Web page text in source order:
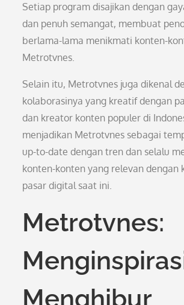
Setiap program disajikan dengan
dan penuh semangat, membuat
berlama-lama menikmati konten-
Metrotvnes.
Selain itu, Metrotvnes juga dikenal
kolaborasinya yang kreatif dengan
dan kreator konten populer di
menjadikan Metrotvnes sebagai
up-to-date dengan tren dan selalu
konten-konten yang relevan dengan
pasar digital saat ini.
Metrotvnes:
Menghibur